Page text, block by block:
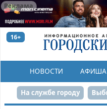
Реклама
16+
НОВОСТИ АФИША
На службе городу